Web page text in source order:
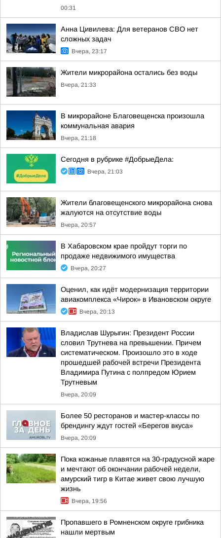
00:31
Анна Цивилева: Для ветеранов СВО нет
сложных задач
Вчера, 23:17
Жители микрорайона остались без воды
Вчера, 21:33
В микрорайоне Благовещенска произошла
коммунальная авария
Вчера, 21:18
Сегодня в рубрике #ДобрыеДела:
Вчера, 21:03
Жители благовещенского микрорайона снова
жалуются на отсутствие воды
Вчера, 20:57
В Хабаровском крае пройдут торги по
продаже недвижимого имущества
Вчера, 20:27
Оценил, как идёт модернизация территории
авиакомплекса «Чирок» в Ивановском округе
Вчера, 20:13
Владислав Шурыгин: Президент России
словил Трутнева на превышении. Причем
систематическом. Произошло это в ходе
прошедшей рабочей встречи Президента
Владимира Путина с полпредом Юрием
Трутневым
Вчера, 20:09
Более 50 ресторанов и мастер-классы по
брендингу ждут гостей «Берегов вкуса»
Вчера, 20:09
Пока кожаные плавятся на 30-градусной жаре
и мечтают об окончании рабочей недели,
амурский тигр в Китае живет свою лучшую
жизнь
Вчера, 19:56
Пропавшего в Ромненском округе грибника
нашли мертвым